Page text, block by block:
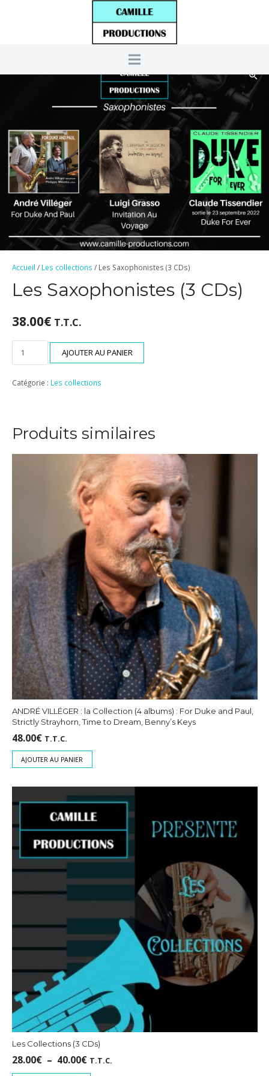
Accueil / Les collections / Les Saxophonistes (3 CDs)
Les Saxophonistes (3 CDs)
38.00€ T.T.C.
Saxophonistes
AJOUTER AU PANIER
Catégorie : Les collections
Produits similaires
ANDRÉ VILLÉGER : la Collection (4 albums) : For Duke and Paul,
Strictly Strayhorn, Time to Dream, Benny’s Keys
48.00€ T.T.C.
AJOUTER AU PANIER
Les Collections (3 CDs)
28.00€ – 40.00€Plage
de
T.T.C.